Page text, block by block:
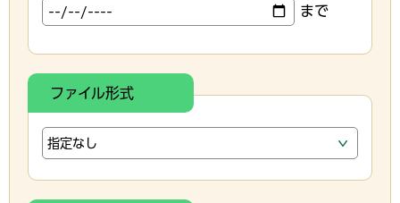
まで
ファイル形式